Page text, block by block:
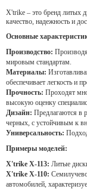
X'trike – это бренд литых
качество, надежность и
Основные
Производство:
мировым стандартам.
Материалы:
обеспечивает легкость и
Прочность: Проходят
высокую оценку
Дизайн: Предлагаются в
черных, с устойчивым к
Универсальность:
Примеры моделей:
X'trike X-113: Литые
X'trike X-110:
автомобилей,